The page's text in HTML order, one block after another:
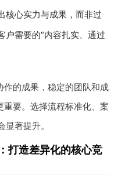
核心实力与成果，而非过
户需要的“内容扎实、通过
作的成果，稳定的团队和成
重要。选择流程标准化、案
著提升。
打造差异化的核心竞